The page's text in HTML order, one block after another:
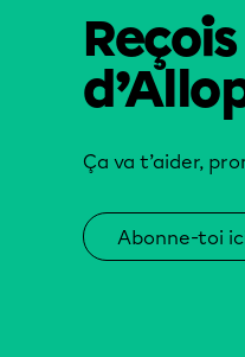
Ça va t’aider,
Abonne-toi